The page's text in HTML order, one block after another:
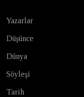
Yazarlar
Düşünce
Dünya
Söyleşi
Tarih